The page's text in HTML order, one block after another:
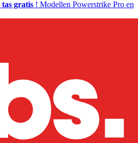
tas gratis ! Modellen Powerstrike Pro en